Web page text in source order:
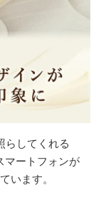
らしてくれる
マートフォンが
います。